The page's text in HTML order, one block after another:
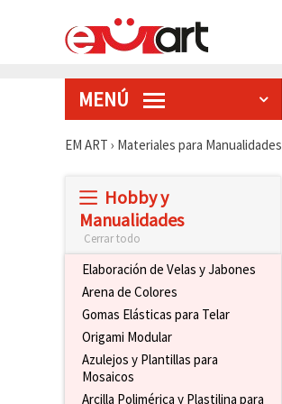
MENÚ
EM ART › Materiales para Manualidades
Hobby y
Manualidades
Cerrar todo
Elaboración de Velas y Jabones
Arena de Colores
Gomas Elásticas para Telar
Origami Modular
Azulejos y Plantillas para
Mosaicos
Arcilla Polimérica y Plastilina para